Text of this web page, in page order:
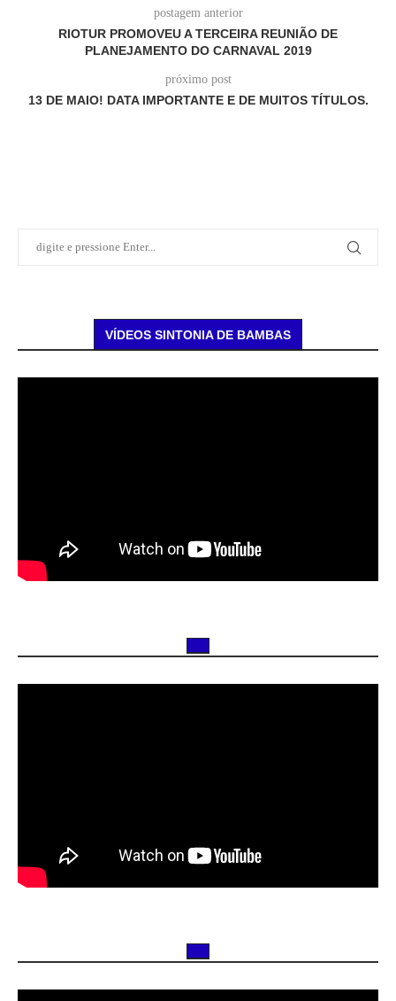
postagem anterior
RIOTUR PROMOVEU A TERCEIRA REUNIÃO DE
PLANEJAMENTO DO CARNAVAL 2019
próximo post
13 DE MAIO! DATA IMPORTANTE E DE MUITOS TÍTULOS.
VÍDEOS SINTONIA DE BAMBAS